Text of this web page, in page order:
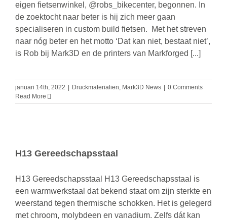
eigen fietsenwinkel, @robs_bikecenter, begonnen. In
de zoektocht naar beter is hij zich meer gaan
specialiseren in custom build fietsen. Met het streven
naar nóg beter en het motto ‘Dat kan niet, bestaat niet’,
is Rob bij Mark3D en de printers van Markforged [...]
januari 14th, 2022 Druckmaterialien, Mark3D News
0 Comments
Read More
H13 Gereedschapsstaal
H13 Gereedschapsstaal H13 Gereedschapsstaal is
een warmwerkstaal dat bekend staat om zijn sterkte en
weerstand tegen thermische schokken. Het is gelegerd
met chroom, molybdeen en vanadium. Zelfs dát kan